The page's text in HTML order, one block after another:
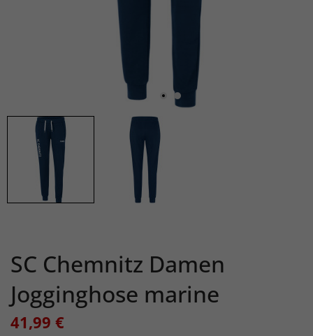
SC Chemnitz Damen
Jogginghose marine
41,99 €